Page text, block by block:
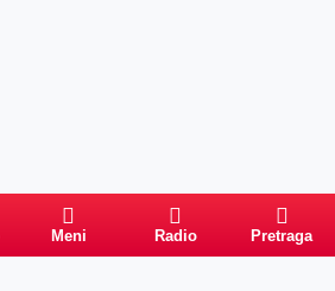
Meni Radio Pretraga